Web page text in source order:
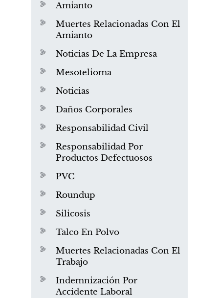
Amianto
Muertes Relacionadas Con El
Amianto
Noticias De La Empresa
Mesotelioma
Noticias
Daños Corporales
Responsabilidad Civil
Responsabilidad Por
Productos Defectuosos
PVC
Roundup
Silicosis
Talco En Polvo
Muertes Relacionadas Con El
Trabajo
Indemnización Por
Accidente Laboral